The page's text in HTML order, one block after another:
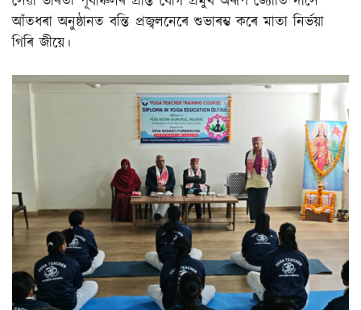
আঁতধৰা অনুষ্ঠানত বন্তি প্ৰজ্বলনেৰে শুভাৰম্ভ কৰে মাতা নিৰ্ভয়া
গিৰি জীয়ে।